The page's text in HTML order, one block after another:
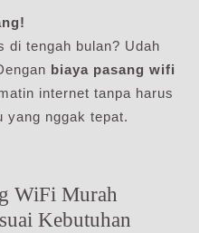
di tengah bulan? Udah
biaya pasang wifi
internet tanpa harus
yang nggak tepat.
WiFi Murah
Kebutuhan